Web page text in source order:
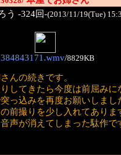
う -324回-(2013/11/19(Tue)
/8829KB
んの続きです。
してきたら今度は前屈みに
っ込みを再度お願いしまし
前撮りを少し入れてありま
声が消えてしまった駄作で